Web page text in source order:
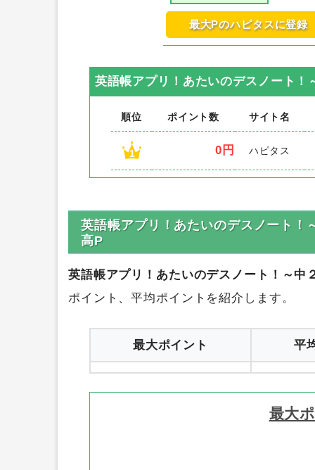
最大Pのハピタスに登録
英語帳アプリ！あたいのデスノート
順位 ポイント数 サイト名
0円 ハピタス
高P
英語帳アプリ！あたいのデスノート！～中
ポイント、平均ポイントを紹介します。
平